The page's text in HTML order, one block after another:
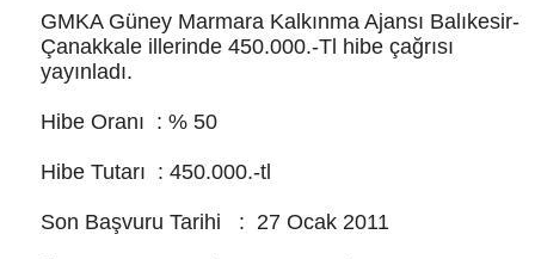
GMKA Güney Marmara Kalkınma Ajansı Balıkesir-
Çanakkale illerinde 450.000.-Tl hibe çağrısı
yayınladı.
Hibe Oranı : % 50
Hibe Tutarı : 450.000.-tl
Son Başvuru Tarihi : 27 Ocak 2011